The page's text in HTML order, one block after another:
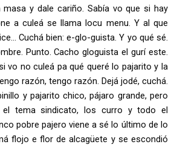
y dale cariño. Sabía vo que si hay
a culeá se llama locu menu. Y al que
Cuchá bien: e-glo-guista. Y yo qué sé.
Punto. Cacho gloguista el gurí este.
vo no culeá pa qué queré lo pajarito y la
razón, tengo razón. Dejá jodé, cuchá.
y pajarito chico, pájaro grande, pero
tema sindicato, los curro y todo el
pobre pajero viene a sé lo último de lo
flojo e flor de alcagüete y se escondió